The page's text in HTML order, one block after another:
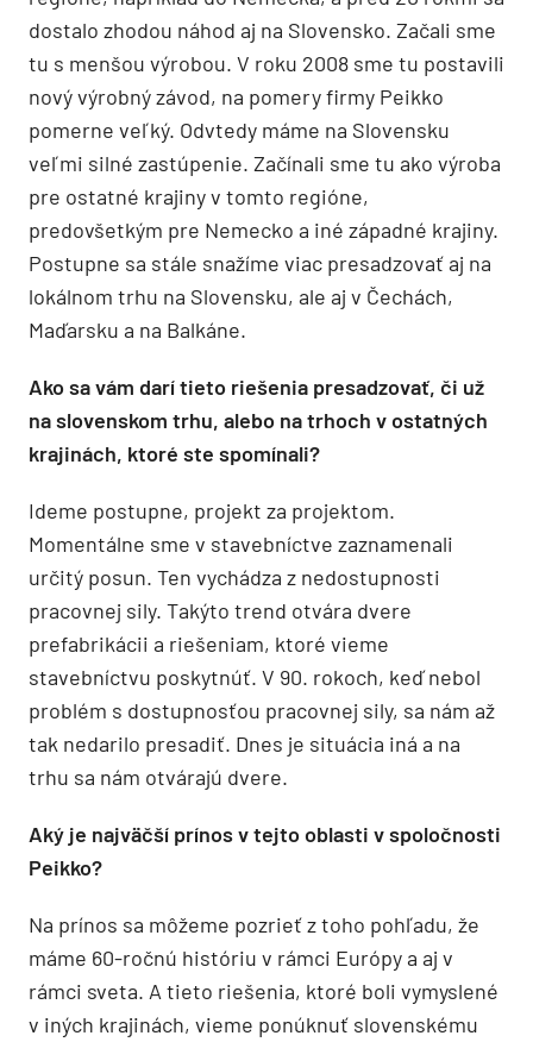
dostalo zhodou náhod aj na Slovensko. Začali sme
tu s menšou výrobou. V roku 2008 sme tu postavili
nový výrobný závod, na pomery firmy Peikko
pomerne veľký. Odvtedy máme na Slovensku
veľmi silné zastúpenie. Začínali sme tu ako výroba
pre ostatné krajiny v tomto regióne,
predovšetkým pre Nemecko a iné západné krajiny.
Postupne sa stále snažíme viac presadzovať aj na
lokálnom trhu na Slovensku, ale aj v Čechách,
Maďarsku a na Balkáne.
Ako sa vám darí tieto riešenia presadzovať, či už
na slovenskom trhu, alebo na trhoch v ostatných
krajinách, ktoré ste spomínali?
Ideme postupne, projekt za projektom.
Momentálne sme v stavebníctve zaznamenali
určitý posun. Ten vychádza z nedostupnosti
pracovnej sily. Takýto trend otvára dvere
prefabrikácii a riešeniam, ktoré vieme
stavebníctvu poskytnúť. V 90. rokoch, keď nebol
problém s dostupnosťou pracovnej sily, sa nám až
tak nedarilo presadiť. Dnes je situácia iná a na
trhu sa nám otvárajú dvere.
Aký je najväčší prínos v tejto oblasti v spoločnosti
Peikko?
Na prínos sa môžeme pozrieť z toho pohľadu, že
máme 60-ročnú históriu v rámci Európy a aj v
rámci sveta. A tieto riešenia, ktoré boli vymyslené
v iných krajinách, vieme ponúknuť slovenskému